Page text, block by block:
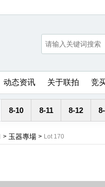
动态资讯 关于联拍 竞
8-10 8-11 8-12
> 玉器專場 > Lot 170